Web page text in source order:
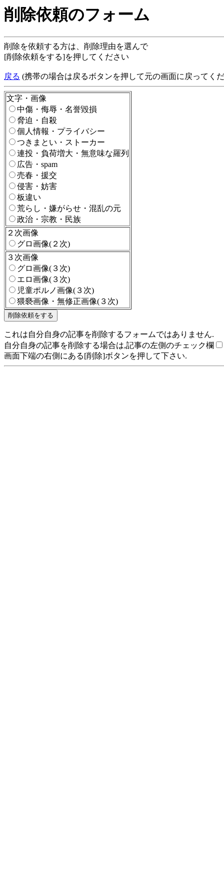
削除依頼のフォーム
削除を依頼する方は、削除理由を選んで
[削除依頼をする]を押してください
戻る (携帯の場合は戻るボタンを押して元の画面に戻ってく
文字・画像
中傷・侮辱・名誉毀損
脅迫・自殺
個人情報・プライバシー
つきまとい・ストーカー
連投・負荷増大・無意味な羅列
広告・spam
売春・援交
侵害・妨害
板違い
荒らし・嫌がらせ・混乱の元
政治・宗教・民族
２次画像
グロ画像(２次)
３次画像
グロ画像(３次)
エロ画像(３次)
児童ポルノ画像(３次)
猥褻画像・無修正画像(３次)
これは自分自身の記事を削除するフォームではありません.
自分自身の記事を削除する場合は,記事の左側のチェック欄
画面下端の右側にある[削除]ボタンを押して下さい.